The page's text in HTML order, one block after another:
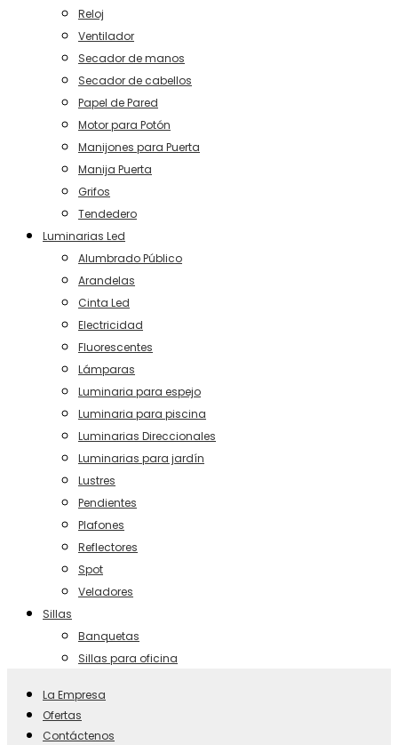
Reloj
Ventilador
Secador de manos
Secador de cabellos
Papel de Pared
Motor para Potón
Manijones para Puerta
Manija Puerta
Grifos
Tendedero
Luminarias Led
Alumbrado Público
Arandelas
Cinta Led
Electricidad
Fluorescentes
Lámparas
Luminaria para espejo
Luminaria para piscina
Luminarias Direccionales
Luminarias para jardín
Lustres
Pendientes
Plafones
Reflectores
Spot
Veladores
Sillas
Banquetas
Sillas para oficina
La Empresa
Ofertas
Contáctenos